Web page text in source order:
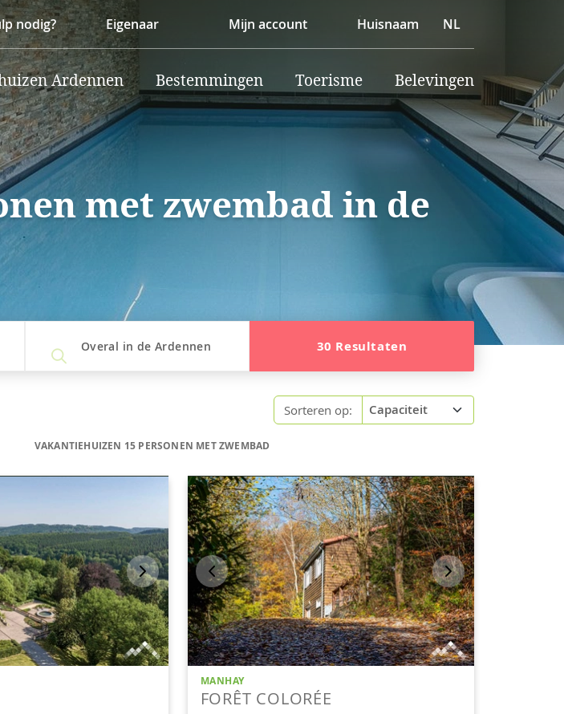
nodig? Eigenaar Mijn account Huisnaam NL
Ardennen Bestemmingen Toerisme Belevingen
met zwembad in de
Overal in de Ardennen 30 Resultaten
Sorteren op:
VAKANTIEHUIZEN 15 PERSONEN MET ZWEMBAD